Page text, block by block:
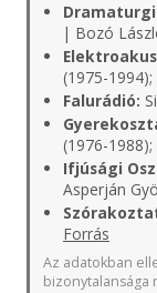
| Bozó
(1975-1994);
Falurádió:
(1976-1988);
Ifjúsági
Asperján
Forrás
Az adatokban
bizonytalansága